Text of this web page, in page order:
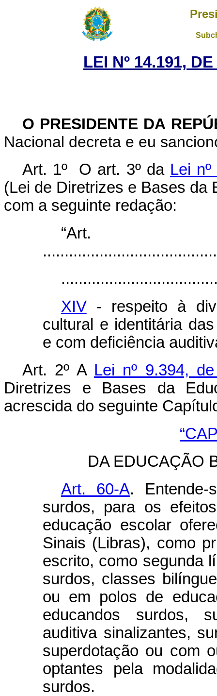
LEI Nº 14.191,
O PRESIDENTE DA
Nacional decreta e eu
Art. 1º O art. 3º da Lei
(Lei de Diretrizes e Bases da
com a seguinte redação:
XIV- respeito à
cultural e identitária
e com deficiência
Art. 2º A Lei nº 9.394,
Diretrizes e Bases da
acrescida do seguinte
DA EDUCAÇÃO
Art. 60-A. Entende-
surdos, para os
educação escolar
Sinais (Libras), como
escrito, como segunda
surdos, classes
ou em polos de
educandos surdos,
auditiva sinalizantes,
superdotação ou com
optantes pela
surdos.